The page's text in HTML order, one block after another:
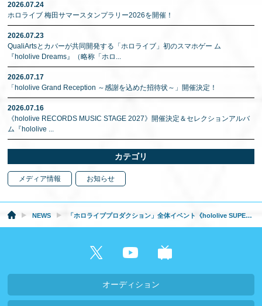
2026.07.24
ホロライブ 梅田サマースタンプラリー2026を開催！
2026.07.23
QualiArtsとカバーが共同開発する「ホロライブ」初のスマホゲー ム
『hololive Dreams』（略称「ホロ ...
2026.07.17
「hololive Grand Reception ～感謝を込めた招待状～」開催決定！
2026.07.16
《hololive RECORDS MUSIC STAGE 2027》開催決定＆セレクションアルバ
ム『hololive ...
カテゴリ
メディア情報 お知らせ
NEWS 「ホロライブプロダクション」全体イベント《hololive SUPER EXPO 2025》および《hololive 6th fes.》の 会場・配信チケット受付開始！
オーディション